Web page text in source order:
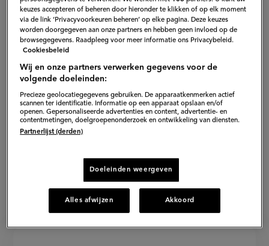
keuzes accepteren of beheren door hieronder te klikken of op elk moment
via de link ‘Privacyvoorkeuren beheren’ op elke pagina. Deze keuzes
worden doorgegeven aan onze partners en hebben geen invloed op de
browsegegevens. Raadpleeg voor meer informatie ons Privacybeleid.
Cookiesbeleid
Wij en onze partners verwerken gegevens voor de
volgende doeleinden:
Precieze geolocatiegegevens gebruiken. De apparaatkenmerken actief
scannen ter identificatie. Informatie op een apparaat opslaan en/of
openen. Gepersonaliseerde advertenties en content, advertentie- en
contentmetingen, doelgroepenonderzoek en ontwikkeling van diensten.
Partnerlijst (derden)
Doeleinden weergeven
Alles afwijzen Akkoord